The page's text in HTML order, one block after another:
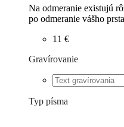
Na odmeranie existujú
po odmeranie vášho
11 €
Gravírovanie
Typ písma